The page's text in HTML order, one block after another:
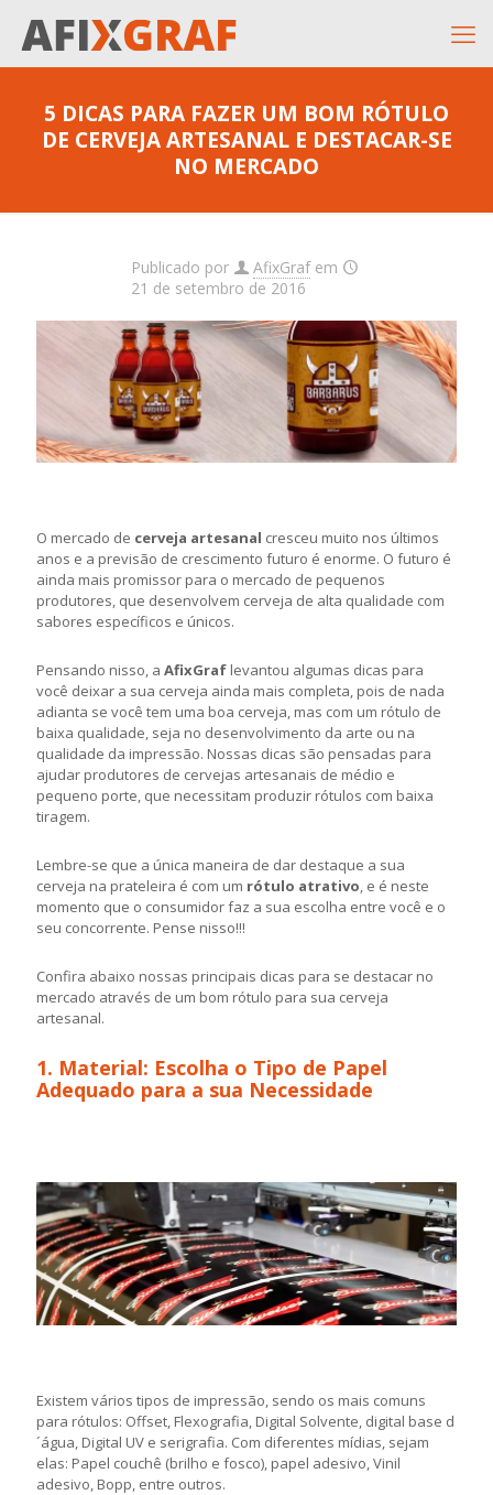
5 DICAS PARA FAZER UM BOM RÓTULO
DE CERVEJA ARTESANAL E DESTACAR-SE
NO MERCADO
Publicado por AfixGraf em
21 de setembro de 2016
O mercado de cerveja artesanal cresceu muito nos últimos
anos e a previsão de crescimento futuro é enorme. O futuro é
ainda mais promissor para o mercado de pequenos
produtores, que desenvolvem cerveja de alta qualidade com
sabores específicos e únicos.
Pensando nisso, a AfixGraf levantou algumas dicas para
você deixar a sua cerveja ainda mais completa, pois de nada
adianta se você tem uma boa cerveja, mas com um rótulo de
baixa qualidade, seja no desenvolvimento da arte ou na
qualidade da impressão. Nossas dicas são pensadas para
ajudar produtores de cervejas artesanais de médio e
pequeno porte, que necessitam produzir rótulos com baixa
tiragem.
Lembre-se que a única maneira de dar destaque a sua
cerveja na prateleira é com um rótulo atrativo, e é neste
momento que o consumidor faz a sua escolha entre você e o
seu concorrente. Pense nisso!!!
Confira abaixo nossas principais dicas para se destacar no
mercado através de um bom rótulo para sua cerveja
artesanal.
1. Material: Escolha o Tipo de Papel
Adequado para a sua Necessidade
Existem vários tipos de impressão, sendo os mais comuns
para rótulos: Offset, Flexografia, Digital Solvente, digital base d
´água, Digital UV e serigrafia. Com diferentes mídias, sejam
elas: Papel couchê (brilho e fosco), papel adesivo, Vinil
adesivo, Bopp, entre outros.